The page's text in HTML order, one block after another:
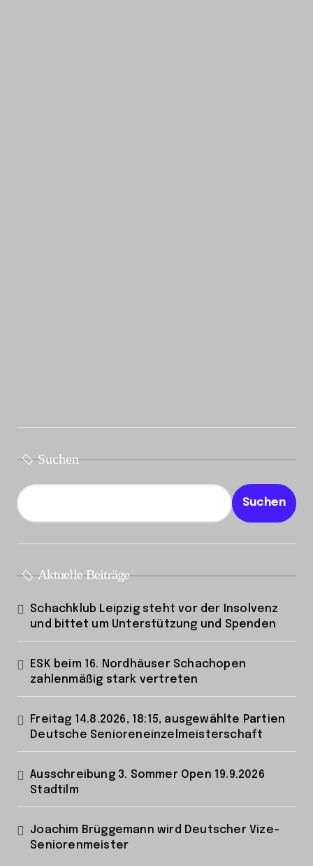
Suchen
Suchen
Aktuelle Beiträge
Schachklub Leipzig steht vor der Insolvenz
und bittet um Unterstützung und Spenden
ESK beim 16. Nordhäuser Schachopen
zahlenmäßig stark vertreten
Freitag 14.8.2026, 18:15, ausgewählte Partien
Deutsche Senioreneinzelmeisterschaft
Ausschreibung 3. Sommer Open 19.9.2026
Stadtilm
Joachim Brüggemann wird Deutscher Vize-
Seniorenmeister